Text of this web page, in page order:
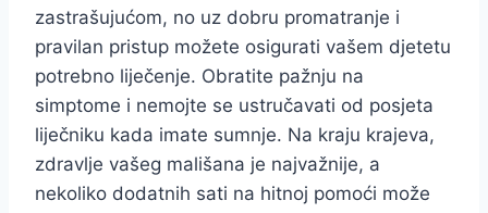
zastrašujućom, no uz dobru promatranje i
pravilan pristup možete osigurati vašem djetetu
potrebno liječenje. Obratite pažnju na
simptome i nemojte se ustručavati od posjeta
liječniku kada imate sumnje. Na kraju krajeva,
zdravlje vašeg mališana je najvažnije, a
nekoliko dodatnih sati na hitnoj pomoći može